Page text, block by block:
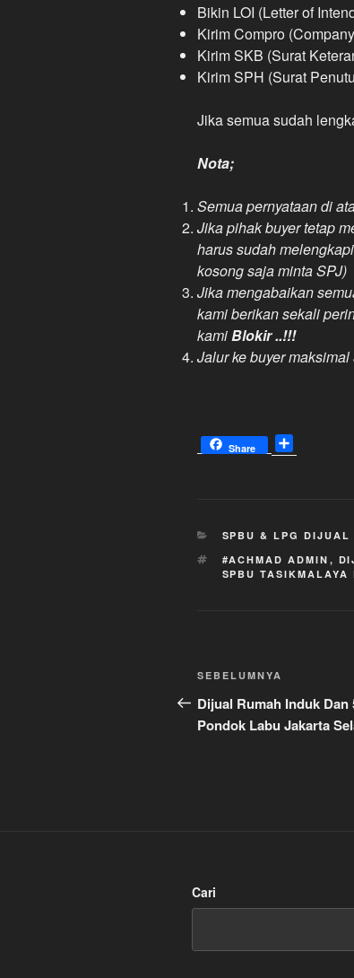
Bikin LOI (Letter of
Kirim Compro
Kirim SKB (Surat
Kirim SPH (Surat
Jika semua sudah
Nota;
Semua pernyataan di
Jika pihak buyer tetap
harus sudah
kosong saja minta SPJ)
Jika mengabaikan
kami berikan sekali
kamiBlokir ..!!!
Jalur ke buyer
Share
h
KATEGORI
SPBU & LPG DIJUAL
TAG
#ACHMAD ADMIN ,
SPBU TASIKMALAYA
Navigasi
pos
Pos
Sebelumnya
SEBELUMNYA
Dijual Rumah Induk
Pondok Labu Jakarta
Cari